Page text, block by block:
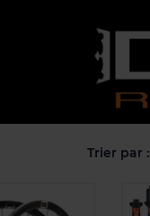
Trier par :